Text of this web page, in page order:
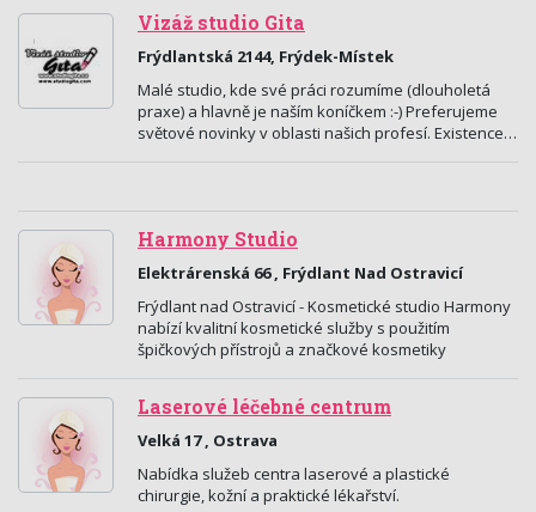
Vizáž studio Gita
Frýdlantská 2144, Frýdek-Místek
Malé studio, kde své práci rozumíme (dlouholetá
praxe) a hlavně je naším koníčkem :-) Preferujeme
světové novinky v oblasti našich profesí. Existence…
Harmony Studio
Elektrárenská 66 , Frýdlant Nad Ostravicí
Frýdlant nad Ostravicí - Kosmetické studio Harmony
nabízí kvalitní kosmetické služby s použitím
špičkových přístrojů a značkové kosmetiky
Laserové léčebné centrum
Velká 17 , Ostrava
Nabídka služeb centra laserové a plastické
chirurgie, kožní a praktické lékařství.